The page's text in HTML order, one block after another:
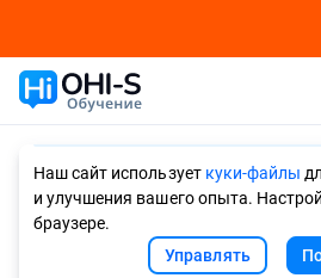
Наш сайт использует куки-файлы
и улучшения вашего опыта.
браузере.
Управлять